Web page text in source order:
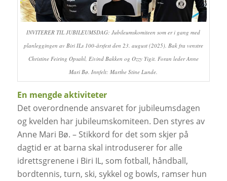
INVITERER TIL JUBILEUMSDAG: Jubileumskomiteen som er i gang med
planleggingen av Biri ILs 100-årsfest den 23. august (2025). Bak fra venstre
Christine Feiring Opsahl, Eivind Bakken og Ozzy Yigit. Foran leder Anne
Mari Bø. Innfelt: Marthe Stine Lunde.
En mengde aktiviteter
Det overordnende ansvaret for jubileumsdagen
og kvelden har jubileumskomiteen. Den styres av
Anne Mari Bø. – Stikkord for det som skjer på
dagtid er at barna skal introduserer for alle
idrettsgrenene i Biri IL, som fotball, håndball,
bordtennis, turn, ski, sykkel og bowls, ramser hun